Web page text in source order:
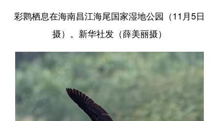
彩鹮栖息在海南昌江海尾国家湿地公园（11月5日
摄）。新华社发（薛美丽摄）